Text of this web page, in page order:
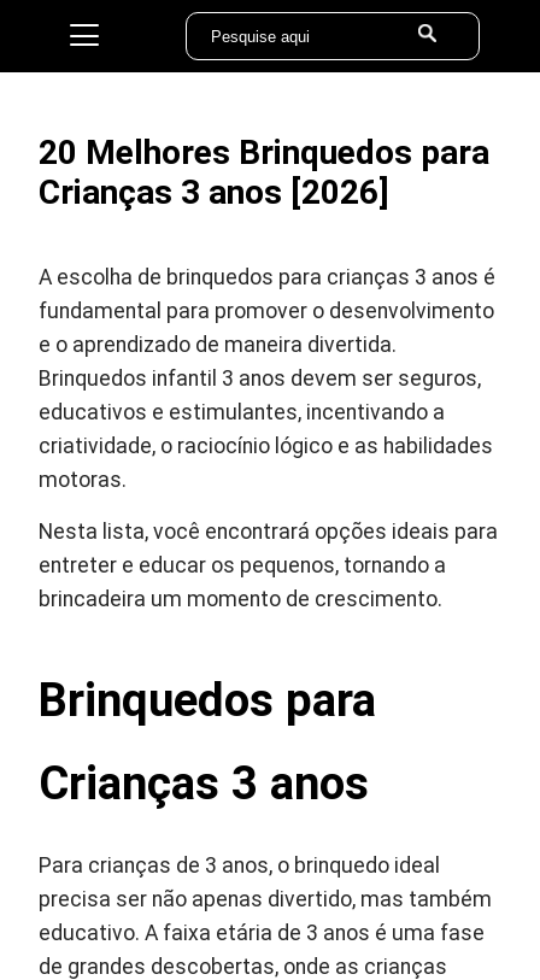
20 Melhores Brinquedos para
Crianças 3 anos [2026]
A escolha de brinquedos para crianças 3 anos é
fundamental para promover o desenvolvimento
e o aprendizado de maneira divertida.
Brinquedos infantil 3 anos devem ser seguros,
educativos e estimulantes, incentivando a
criatividade, o raciocínio lógico e as habilidades
motoras.
Nesta lista, você encontrará opções ideais para
entreter e educar os pequenos, tornando a
brincadeira um momento de crescimento.
Brinquedos para
Crianças 3 anos
Para crianças de 3 anos, o brinquedo ideal
precisa ser não apenas divertido, mas também
educativo. A faixa etária de 3 anos é uma fase
de grandes descobertas, onde as crianças